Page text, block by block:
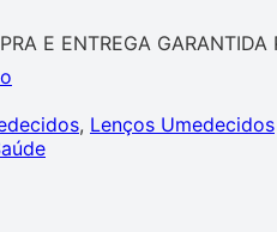
GARANTIDA PELO
, Lenços Umedecidos